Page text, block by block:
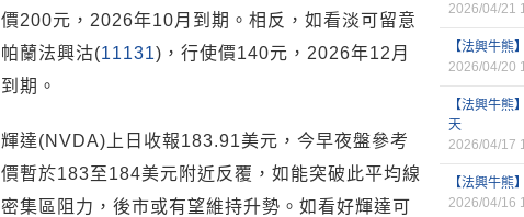
價200元，2026年10月到期。相反，如看淡可留意
帕蘭法興沽(11131)，行使價140元，2026年12月
到期。
輝達(NVDA)上日收報183.91美元，今早夜盤參考
價暫於183至184美元附近反覆，如能突破此平均線
密集區阻力，後市或有望維持升勢。如看好輝達可
2026/04/21
【法興牛熊
2026/04/20
【法興牛
天
2026/04/17
【法興牛熊
2026/04/16